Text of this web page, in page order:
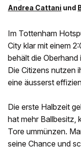
Andrea Cattani und
Im Tottenham
City klar mit einem
behält die Oberhand
Die Citizens nutzen
eine äusserst
Die erste Halbzeit
hat mehr Ballbesitz,
Tore ummünzen.
seine Chance und